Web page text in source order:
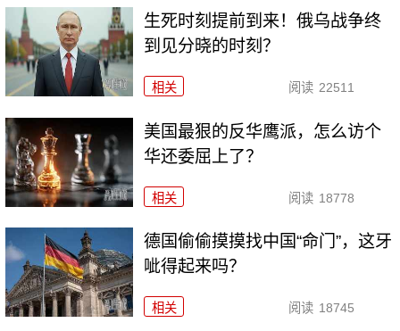
生死时刻提前到来！俄乌战争终
到见分晓的时刻？
相关 阅读 22511
美国最狠的反华鹰派，怎么访个
华还委屈上了？
相关 阅读 18778
德国偷偷摸摸找中国“命门”，这牙
呲得起来吗？
相关 阅读 18745